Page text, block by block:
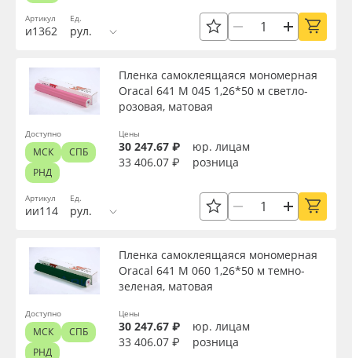
Артикул
и1362
Ед.
рул.
Артикул
ии114
Пленка самоклеящаяся мономерная
Oracal 641 M 045 1,26*50 м светло-
розовая, матовая
Ед.
рул.
Цены
30 247.67 ₽
юр. лицам
33 406.07 ₽
розница
Доступно
МСК
СПБ
РНД
Пленка самоклеящаяся мономерная
Oracal 641 M 060 1,26*50 м темно-
зеленая, матовая
Цены
30 247.67 ₽
юр. лицам
33 406.07 ₽
розница
Доступно
МСК
СПБ
РНД